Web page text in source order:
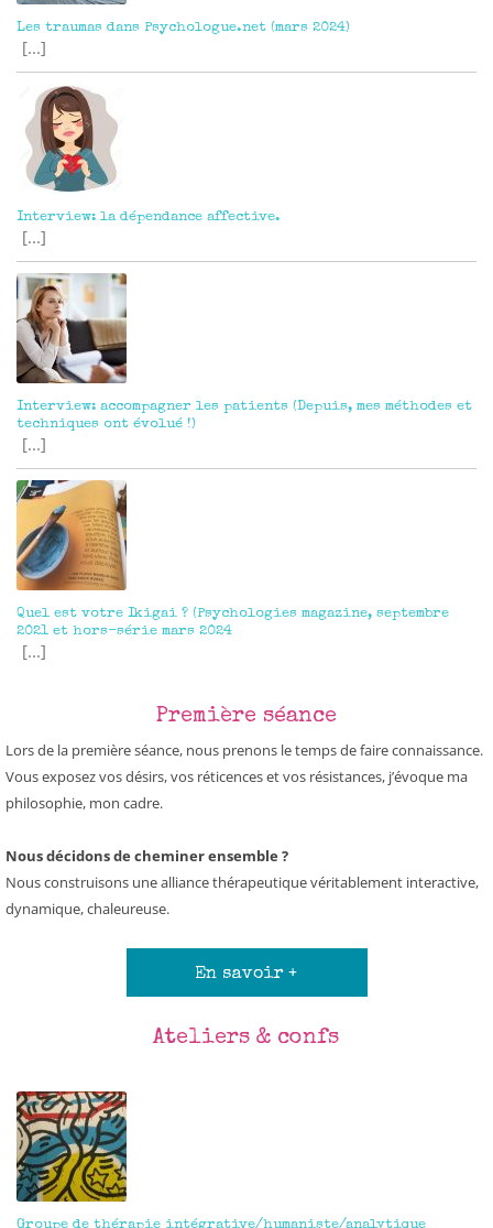
Les traumas dans Psychologue.net (mars 2024)
[...]
Interview: la dépendance affective.
[...]
Interview: accompagner les patients (Depuis, mes méthodes et
techniques ont évolué !)
[...]
Quel est votre Ikigai ? (Psychologies magazine, septembre
2021 et hors-série mars 2024
[...]
Première séance
Lors de la première séance, nous prenons le temps de faire connaissance.
Vous exposez vos désirs, vos réticences et vos résistances, j’évoque ma
philosophie, mon cadre.
Nous décidons de cheminer ensemble ?
Nous construisons une alliance thérapeutique véritablement interactive,
dynamique, chaleureuse.
En savoir +
Ateliers & confs